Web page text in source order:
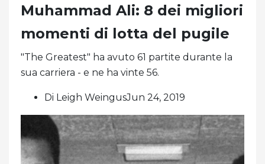
Muhammad Ali: 8 dei migliori
momenti di lotta del pugile
"The Greatest" ha avuto 61 partite durante la
sua carriera - e ne ha vinte 56.
Di Leigh WeingusJun 24, 2019